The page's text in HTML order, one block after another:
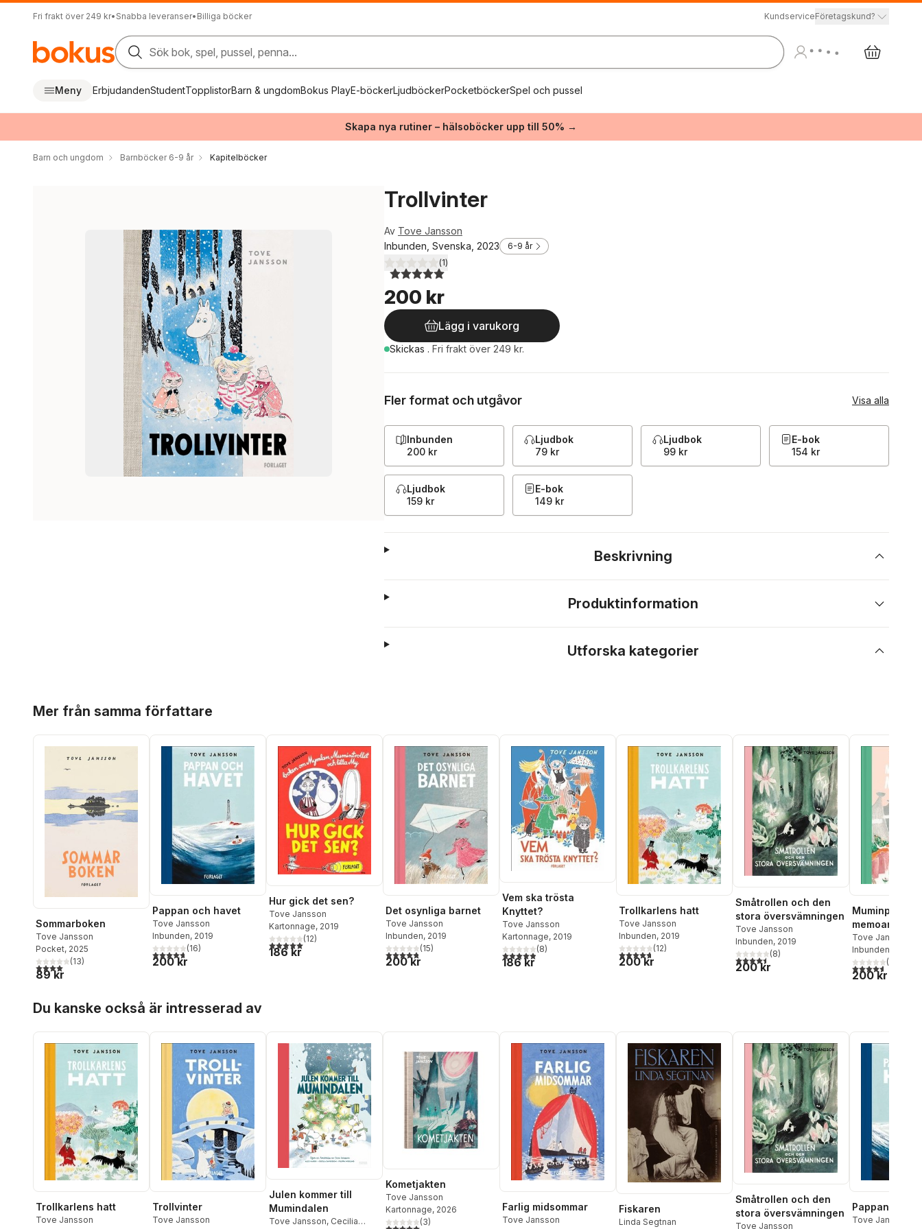
Fri frakt över 249 kr• Snabba leveranser• Billiga böcker KundserviceFöretagskund?
Sök bok, spel, pussel, penna...
Meny ErbjudandenStudentTopplistorBarn & ungdomBokus PlayE-böckerLjudböckerPocketböckerSpel och pussel
Skapa nya rutiner – hälsoböcker upp till 50% →
Barn och ungdom Barnböcker 6-9 år Kapitelböcker
Trollvinter
Av Tove Jansson
Inbunden, Svenska, 2023
6-9 år
5,0utav 5 stjärnor. Totalt antal röster:
(1)
200 kr
Lägg i varukorg
Skickas . Fri frakt över 249 kr.
Fler format och utgåvor Visa alla
Inbunden
200 kr
Ljudbok
79 kr
Ljudbok
99 kr
E-bok
154 kr
Ljudbok
159 kr
E-bok
149 kr
Beskrivning
Produktinformation
Utforska kategorier
Mer från samma författare
Sommarboken
Tove Jansson
Pocket, 2025
4,0utav 5 stjärnor. Totalt antal röster:
(13)
89 kr
Pappan och havet
Tove Jansson
Inbunden, 2019
4,7utav 5 stjärnor. Totalt antal röster:
(16)
200 kr
Hur gick det sen?
Tove Jansson
Kartonnage, 2019
5,0utav 5 stjärnor. Totalt antal röster:
(12)
186 kr
Det osynliga barnet
Tove Jansson
Inbunden, 2019
4,8utav 5 stjärnor. Totalt antal röster:
(15)
200 kr
Vem ska trösta
Knyttet?
Tove Jansson
Kartonnage, 2019
4,9utav 5 stjärnor. Totalt antal röster:
(8)
186 kr
Trollkarlens hatt
Tove Jansson
Inbunden, 2019
4,7utav 5 stjärnor. Totalt antal röster:
(12)
200 kr
Småtrollen och den
stora översvämningen
Tove Jansson
Inbunden, 2019
4,5utav 5 stjärnor. Totalt antal röster:
(8)
200 kr
memoarer
Tove Jansson
Inbunden
4,6utav 5(
200 kr
Du kanske också är intresserad av
Trollkarlens hatt
Tove Jansson
Trollvinter
Tove Jansson
Julen kommer till
Mumindalen
Tove Jansson, Cecilia
Kometjakten
Tove Jansson
Kartonnage, 2026
5,0utav 5 stjärnor. Totalt antal röster:
(3)
Farlig midsommar
Tove Jansson
Fiskaren
Linda Segtnan
Småtrollen och den
stora översvämningen
Tove Jansson
Pappan och
Tove Jansson